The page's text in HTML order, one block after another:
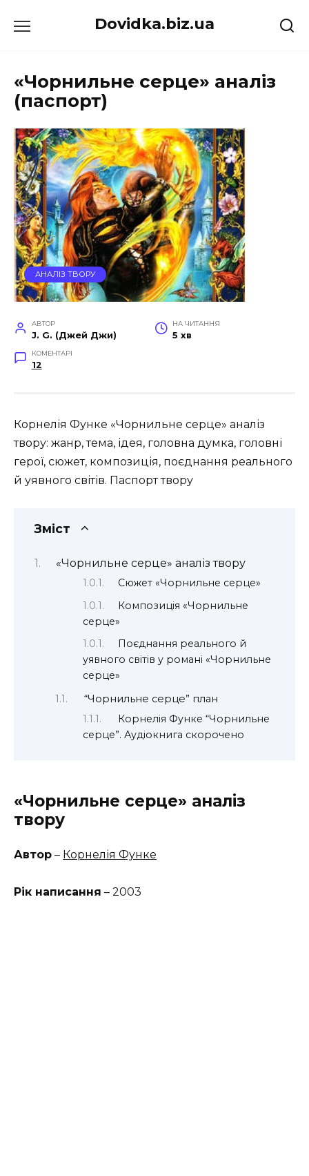
до
Dovidka.biz.ua
«Чорнильне серце» аналіз
(паспорт)
АНАЛІЗ ТВОРУ
АВТОР
J. G. (Джей Джи)
НА ЧИТАННЯ
5 хв
КОМЕНТАРІ
12
Корнелія Функе «Чорнильне серце» аналіз
твору: жанр, тема, ідея, головна думка, головні
герої, сюжет, композиція, поєднання реального
й уявного світів. Паспорт твору
Зміст
«Чорнильне серце» аналіз твору
Сюжет «Чорнильне серце»
Композиція «Чорнильне
серце»
Поєднання реального й
уявного світів у романі «Чорнильне
серце»
“Чорнильне серце” план
Корнелія Функе “Чорнильне
серце”. Аудіокнига скорочено
«Чорнильне серце» аналіз
твору
Автор – Корнелія Функе
Рік написання – 2003